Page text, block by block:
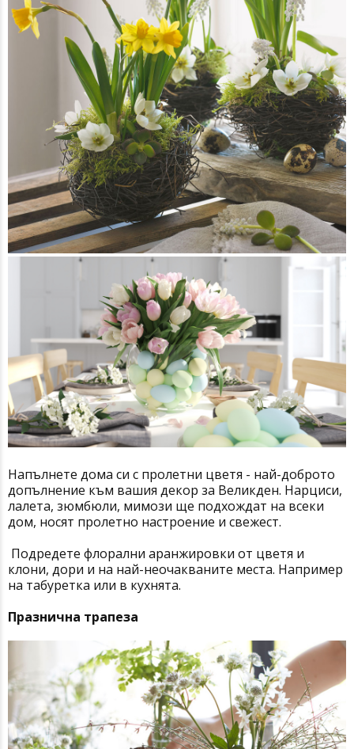
Напълнете дома си с пролетни цветя - най-доброто
допълнение към вашия декор за Великден. Нарциси,
лалета, зюмбюли, мимози ще подхождат на всеки
дом, носят пролетно настроение и свежест.
Подредете флорални аранжировки от цветя и
клони, дори и на най-неочакваните места. Например
на табуретка или в кухнята.
Празнична трапеза